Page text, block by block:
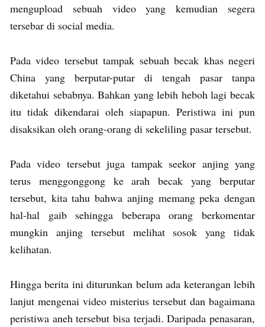
mengupload sebuah video yang kemudian segera
tersebar di social media.
Pada video tersebut tampak sebuah becak khas negeri
China yang berputar-putar di tengah pasar tanpa
diketahui sebabnya. Bahkan yang lebih heboh lagi becak
itu tidak dikendarai oleh siapapun. Peristiwa ini pun
disaksikan oleh orang-orang di sekeliling pasar tersebut.
Pada video tersebut juga tampak seekor anjing yang
terus menggonggong ke arah becak yang berputar
tersebut, kita tahu bahwa anjing memang peka dengan
hal-hal gaib sehingga beberapa orang berkomentar
mungkin anjing tersebut melihat sosok yang tidak
kelihatan.
Hingga berita ini diturunkan belum ada keterangan lebih
lanjut mengenai video misterius tersebut dan bagaimana
peristiwa aneh tersebut bisa terjadi. Daripada penasaran,